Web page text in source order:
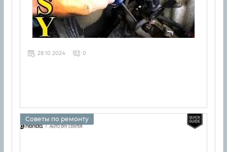
28 10 2024 0
Советы по ремонту